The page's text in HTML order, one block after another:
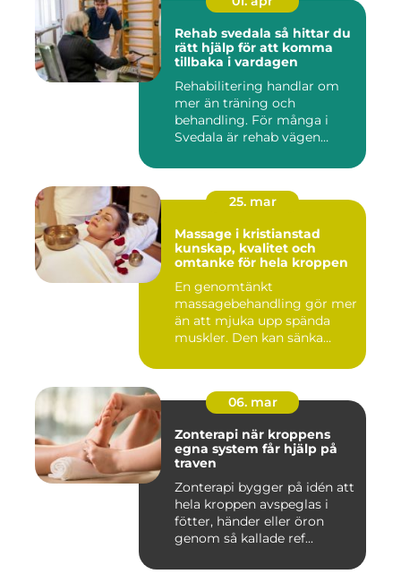
Rehab svedala så hittar du
rätt hjälp för att komma
tillbaka i vardagen
Rehabilitering handlar om
mer än träning och
behandling. För många i
Svedala är rehab vägen
25. mar
Massage i kristianstad
kunskap, kvalitet och
omtanke för hela kroppen
En genomtänkt
massagebehandling gör mer
än att mjuka upp spända
muskler. Den kan sänka
06. mar
Zonterapi när kroppens
egna system får hjälp på
traven
Zonterapi bygger på idén att
hela kroppen avspeglas i
fötter, händer eller öron
genom så kallade ref...